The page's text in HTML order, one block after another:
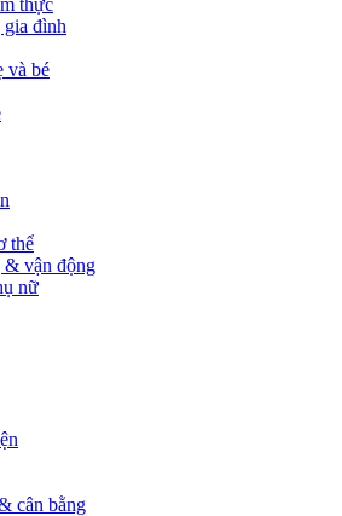
thực
đình
và bé
thể
vận động
nữ
cân bằng